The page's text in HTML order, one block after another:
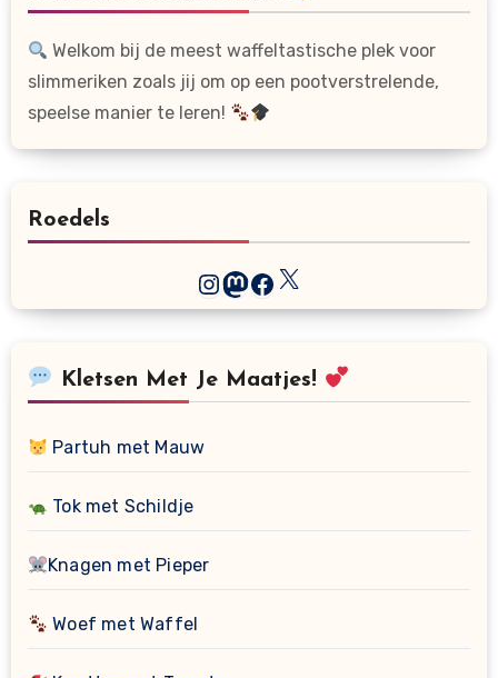
Welkom bij de meest waffeltastische plek voor
slimmeriken zoals jij om op een pootverstrelende,
speelse manier te leren!
Roedels
Instagram
Mastodon
Facebook
X
Kletsen Met Je Maatjes!
Partuh met Mauw
Tok met Schildje
Knagen met Pieper
Woef met Waffel